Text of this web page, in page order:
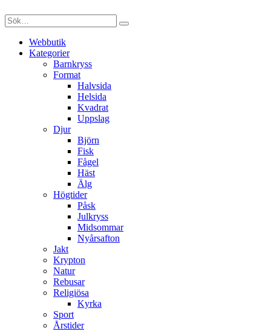
Webbutik
Kategorier
Barnkryss
Format
Halvsida
Helsida
Kvadrat
Uppslag
Djur
Björn
Fisk
Fågel
Häst
Älg
Högtider
Påsk
Julkryss
Midsommar
Nyårsafton
Jakt
Krypton
Natur
Rebusar
Religiösa
Kyrka
Sport
Årstider